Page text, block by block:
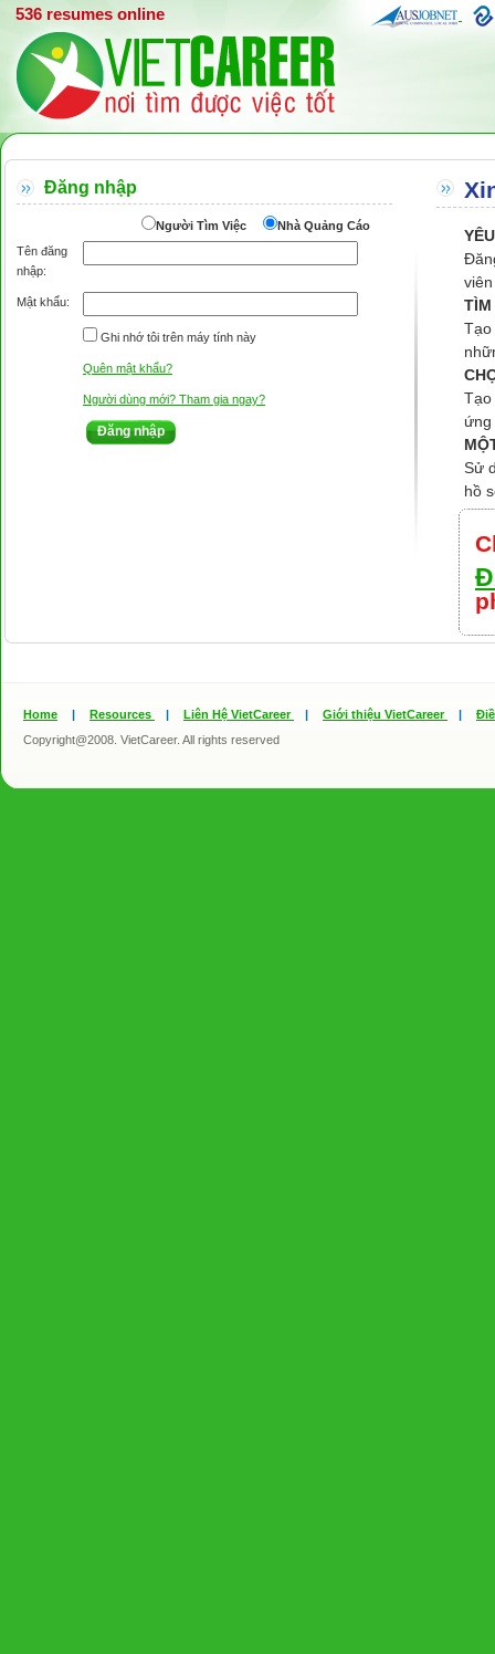
536 resumes online
Đăng nhập
Người Tìm Việc
Nhà Quảng Cáo
Tên đăng
nhập:
Mật khẩu:
Ghi nhớ tôi trên máy tính này
Quên mật khẩu?
Người dùng mới? Tham gia ngay?
TÌM
Tạo
Tạo
ứng
Sử
hồ
Home | Resources | Liên Hệ VietCareer | Giới thiệu VietCareer |
Copyright@2008. VietCareer. All rights reserved